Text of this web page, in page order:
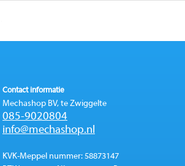
Contact informatie
Mechashop BV, te Zwiggelte
085-9020804
info@mechashop.nl
KVK-Meppel nummer: 58873147